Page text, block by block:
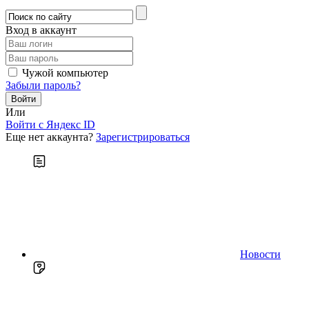
Вход в аккаунт
Чужой компьютер
Забыли пароль?
Или
Войти c Яндекс ID
Еще нет аккаунта? Зарегистрироваться
Новости